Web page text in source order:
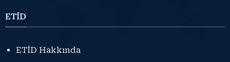
ETİD
ETİD Hakkında